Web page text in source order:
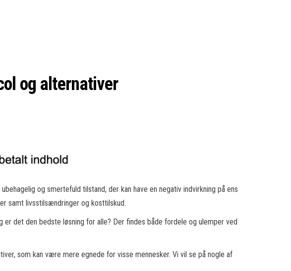
og alternativer
og smertefuld tilstand, der kan have en negativ indvirkning på ens
samt livsstilsændringer og kosttilskud.
det den bedste løsning for alle? Der findes både fordele og ulemper ved
som kan være mere egnede for visse mennesker. Vi vil se på nogle af